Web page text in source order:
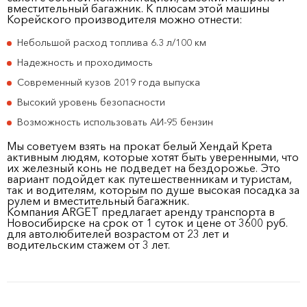
вместительный багажник. К плюсам этой машины
Корейского производителя можно отнести:
Небольшой расход топлива 6.3 л/100 км
Надежность и проходимость
Современный кузов 2019 года выпуска
Высокий уровень безопасности
Возможность использовать АИ-95 бензин
Мы советуем взять на прокат белый Хендай Крета
активным людям, которые хотят быть уверенными, что
их железный конь не подведет на бездорожье. Это
вариант подойдет как путешественникам и туристам,
так и водителям, которым по душе высокая посадка за
рулем и вместительный багажник.
Компания ARGET предлагает аренду транспорта в
Новосибирске на срок от 1 суток и цене от 3600 руб.
для автолюбителей возрастом от 23 лет и
водительским стажем от 3 лет.